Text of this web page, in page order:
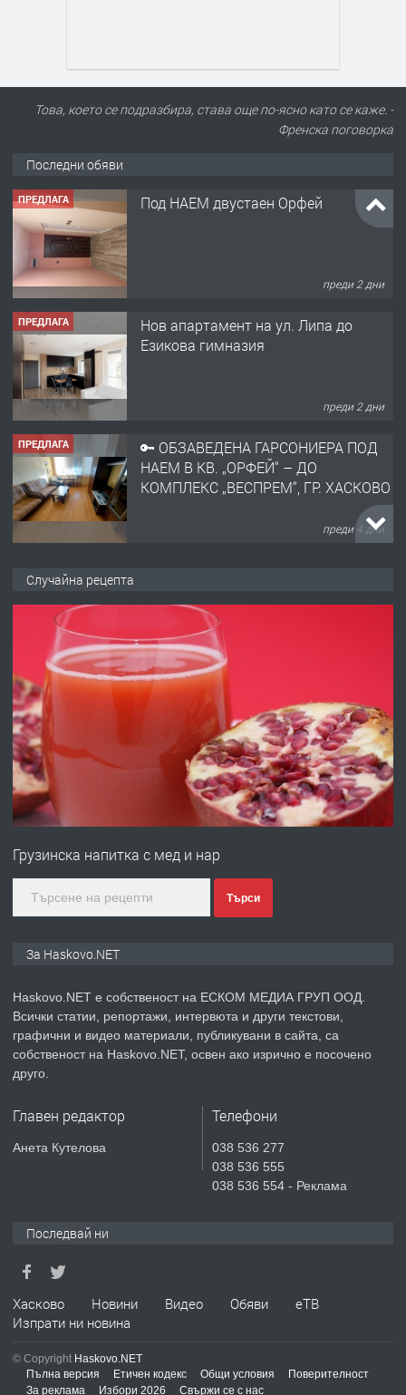
Това, което се подразбира, става още по-ясно като се каже. -
Френска поговорка
Последни обяви
ПРЕДЛАГА Под НАЕМ двустаен Орфей
преди 2 дни
ПРЕДЛАГА
Нов апартамент на ул. Липа до
Езикова гимназия
преди 2 дни
ПРЕДЛАГА
🔑 ОБЗАВЕДЕНА ГАРСОНИЕРА ПОД
НАЕМ В КВ. „ОРФЕЙ“ – ДО
КОМПЛЕКС „ВЕСПРЕМ“, ГР. ХАСКОВО
преди 4 дни
АПАРТАМЕНТ В ЦЕНТЪРА НА ГР.
ХАСКОВО
ПРЕДЛАГА Давам гараж под наем
преди 5 дни
ПРЕДЛАГА
№4120 Магазин/Офис под наем в кв.
градската градина!
преди 6 дни
ПРЕДЛАГА
Продавам парцел в гр. Хасково кв.
СГЛОБЯВАНЕ НА МЕБЕЛИ.
ПРЕДЛАГА
№4119 Едностаен обзаведен
Случайна рецепта
Грузинска напитка с мед и нар
Търси
За Haskovo.NET
Haskovo.NET е собственост на ЕСКОМ МЕДИА ГРУП ООД.
Всички статии, репортажи, интервюта и други текстови,
графични и видео материали, публикувани в сайта, са
собственост на Haskovo.NET, освен ако изрично е посочено
друго.
Главен редактор
Анета Кутелова
Телефони
038 536 277
038 536 555
038 536 554 - Реклама
Последвай ни
Хасково Новини Видео Обяви
еТВ
Изпрати ни новина
© Copyright Haskovo.NET
Пълна версия
Етичен кодекс Общи условия
Поверителност
За реклама
Избори 2026 Свържи се с нас